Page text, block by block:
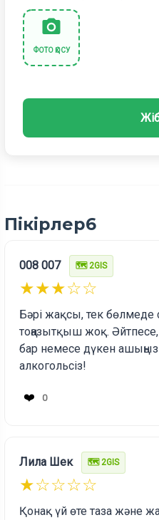
ФОТО ҚОСУ
Пікірлер6
008 007 🗺️ 2GIS
★★★☆☆
Бәрі жақсы, тек
тоңазытқыш жоқ.
бар немесе дүкен
алкогольсіз!
❤️ 0
Лила Шек 🗺️ 2GIS
★☆☆☆☆
Қонақ үй өте таза және